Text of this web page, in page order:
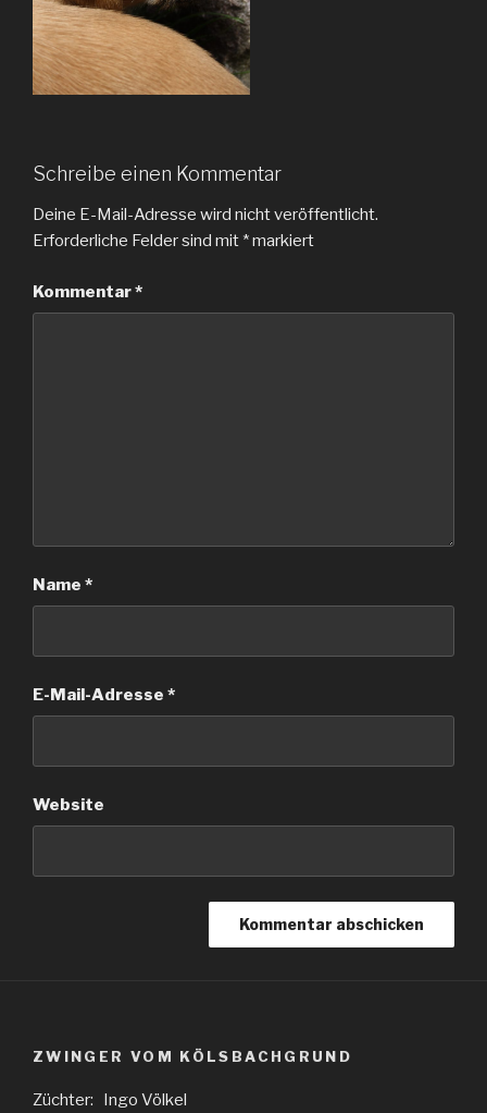
Schreibe einen Kommentar
Deine E-Mail-Adresse wird nicht veröffentlicht.
Erforderliche Felder sind mit *markiert
Kommentar*
Name *
E-Mail-Adresse *
Website
ZWINGER VOM KÖLSBACHGRUND
Züchter: Ingo Völkel